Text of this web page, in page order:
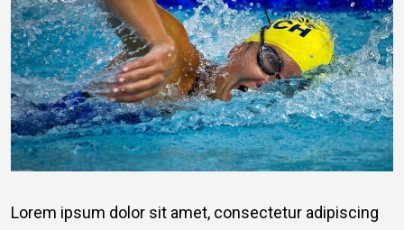
Lorem ipsum dolor sit amet, consectetur adipiscing